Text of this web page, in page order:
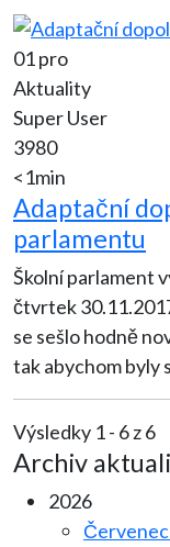
01 pro
Aktuality
Super User
3980
<1min
Adaptační
parlamentu
Školní parlament
čtvrtek 30.11.2017 Po volbách do školního
se sešlo hodně
tak abychom byly
Výsledky 1 - 6 z 6
Archiv
2026